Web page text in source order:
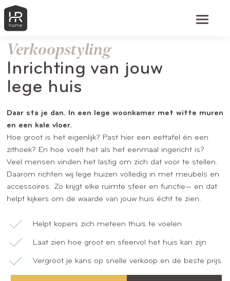
Verkoopstyling
Inrichting van jouw
lege huis
Daar sta je dan. In een lege woonkamer met witte muren
en een kale vloer.
Hoe groot is het eigenlijk? Past hier een eettafel én een
zithoek? En hoe voelt het als het eenmaal ingericht is?
Veel mensen vinden het lastig om zich dat voor te stellen.
Daarom richten wij lege huizen volledig in met meubels en
accessoires. Zo krijgt elke ruimte sfeer en functie— en dat
helpt kijkers om de waarde van jouw huis écht te zien.
Helpt kopers zich meteen thuis te voelen
Laat zien hoe groot en sfeervol het huis kan zijn
Vergroot je kans op snelle verkoop en de beste prijs